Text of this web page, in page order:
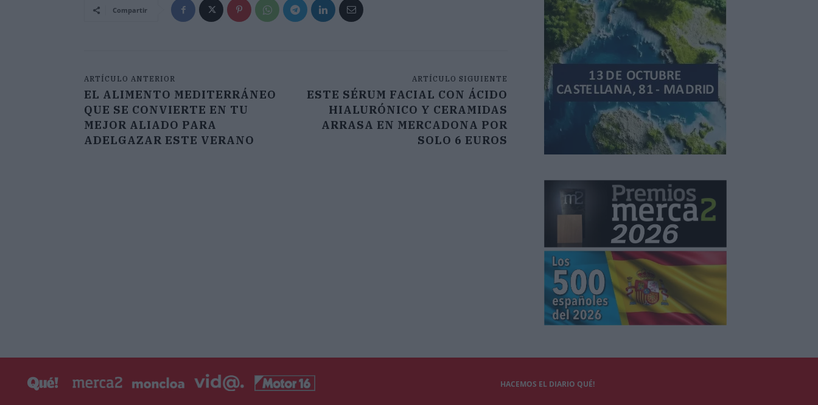
Compartir
ARTÍCULO ANTERIOR
EL ALIMENTO MEDITERRÁNEO
QUE SE CONVIERTE EN TU
MEJOR ALIADO PARA
ADELGAZAR ESTE VERANO
ARTÍCULO SIGUIENTE
ESTE SÉRUM FACIAL CON ÁCIDO
HIALURÓNICO Y CERAMIDAS
ARRASA EN MERCADONA POR
SOLO 6 EUROS
HACEMOS EL DIARIO QUÉ!